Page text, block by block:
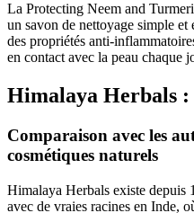
La Protecting Neem and
un savon de nettoyage simple
des propriétés anti-
en contact avec la peau chaque
Himalaya Herbals
Comparaison avec les
cosmétiques naturels
Himalaya Herbals existe depuis
avec de vraies racines en Inde,